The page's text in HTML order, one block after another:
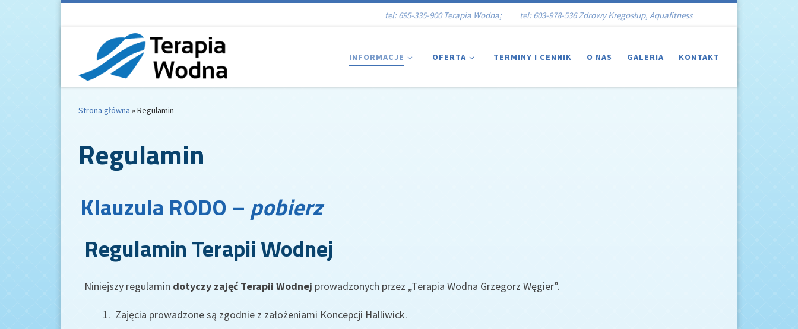
tel: 695-335-900 Terapia Wodna; tel: 603-978-536 Zdrowy Kręgosłup, Aquafitness
INFORMACJE OFERTA TERMINY I CENNIK O NAS GALERIA KONTAKT
Strona główna »Regulamin
Regulamin
Klauzula RODO –pobierz
Regulamin Terapii Wodnej
Niniejszy regulamin dotyczy zajęć Terapii Wodnej prowadzonych przez „Terapia Wodna Grzegorz Węgier”.
Zajęcia prowadzone są zgodnie z założeniami Koncepcji Halliwick.